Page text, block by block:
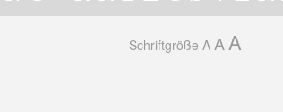
Schriftgröße A A A